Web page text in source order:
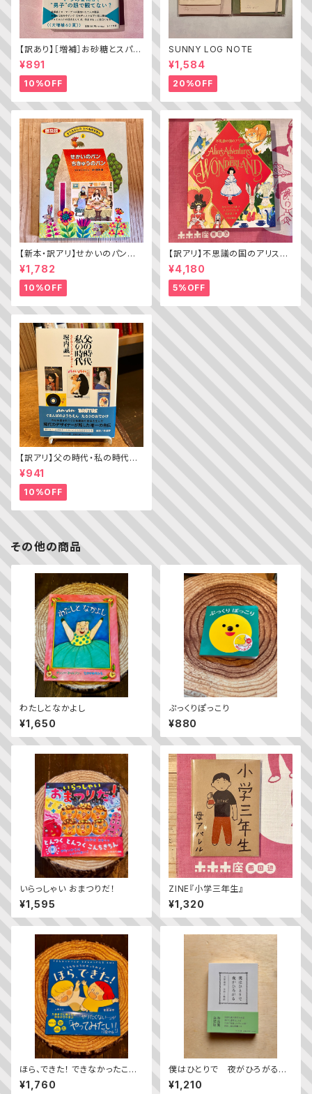
【訳あり】［増補］お砂糖とスパイ
スと爆発的な何か ——不真面
目な批評家によるフェミニスト批
評入門
¥891
10%OFF
SUNNY LOG NOTE
¥1,584
20%OFF
【新本・訳アリ】せかいのパン
ちきゅうのパン（普及版 かこさ
¥1,782
10%OFF
【訳アリ】不思議の国のアリス（A
lice’s Adventures in WOND
ERLAND）
¥4,180
5%OFF
【訳アリ】父の時代・私の時代
─わがエディトリアル・デザイン
史
¥941
10%OFF
その他の商品
わたしとなかよし
¥1,650
ぷっくりぽっこり
¥880
いらっしゃい おまつりだ！
¥1,595
ZINE『小学三年生』
¥1,320
ほら、できた！ できなかったこと
が できるように なる えほん
¥1,760
僕はひとりで 夜がひろがる
——立原道造 全詩＋物語
¥1,210